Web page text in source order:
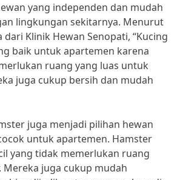
yang independen dan mudah
lingkungan sekitarnya. Menurut
dari Klinik Hewan Senopati, “Kucing
baik untuk apartemen karena
ruang yang luas untuk
juga cukup bersih dan mudah
juga menjadi pilihan hewan
untuk apartemen. Hamster
yang tidak memerlukan ruang
Mereka juga cukup mudah